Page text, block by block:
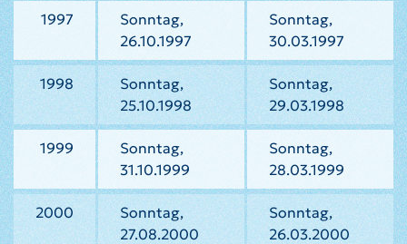
1997
Sonntag,
26.10.1997
Sonntag,
30.03.1997
1998
Sonntag,
25.10.1998
Sonntag,
29.03.1998
1999
Sonntag,
31.10.1999
Sonntag,
28.03.1999
2000
Sonntag,
27.08.2000
Sonntag,
26.03.2000